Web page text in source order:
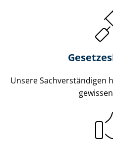
Unsere Sach­ver­stän­di­gen